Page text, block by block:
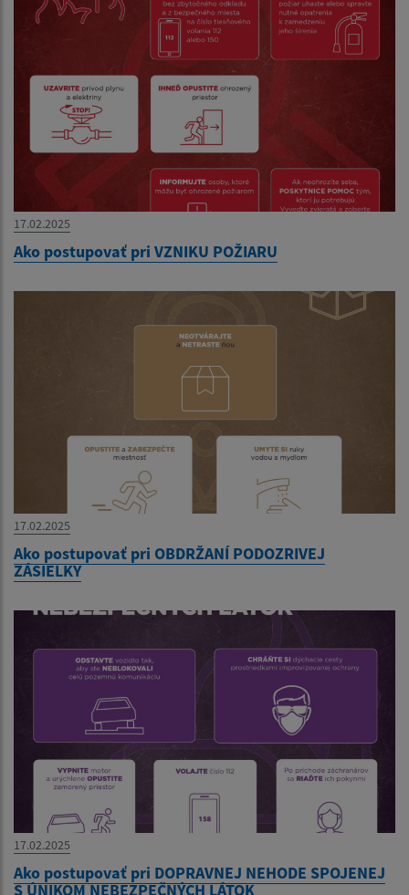
17.02.2025
Ako postupovať pri VZNIKU POŽIARU
17.02.2025
Ako postupovať pri OBDRŽANÍ PODOZRIVEJ
ZÁSIELKY
17.02.2025
Ako postupovať pri DOPRAVNEJ NEHODE SPOJENEJ
S ÚNIKOM NEBEZPEČNÝCH LÁTOK